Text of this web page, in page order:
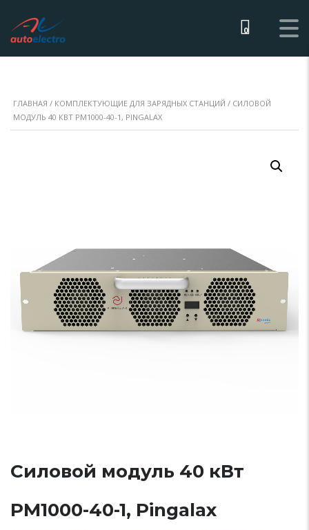
0
ГЛАВНАЯ / КОМПЛЕКТУЮЩИЕ ДЛЯ ЗАРЯДНЫХ СТАНЦИЙ / СИЛОВОЙ
МОДУЛЬ 40 КВТ PM1000-40-1, PINGALAX
Силовой модуль 40 кВт
PM1000-40-1, Pingalax